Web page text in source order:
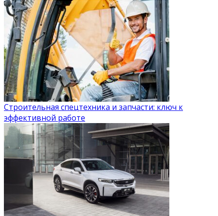
Строительная спецтехника и запчасти: ключ к
эффективной работе